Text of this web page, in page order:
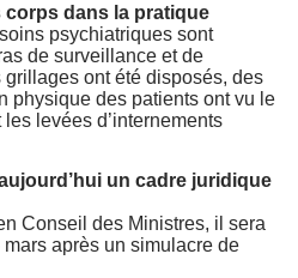
corps dans la pratique
psychiatriques sont
de surveillance et de
grillages ont été disposés, des
physique des patients ont vu le
levées d’internements
un cadre juridique
Conseil des Ministres, il sera
après un simulacre de